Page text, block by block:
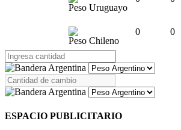
Peso Uruguayo
Peso Chileno
0 0
ESPACIO PUBLICITARIO